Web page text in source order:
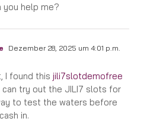
you help me?
Dezember 28, 2025 um 4:01 p.m.
I found this jili7slotdemofree
can try out the JILI7 slots for
to test the waters before
in.